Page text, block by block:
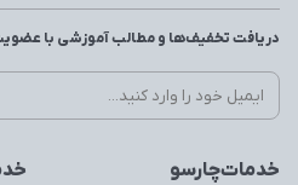
خدمات‌چارسو
دریافت تخفیف‌ها و مطالب آموزشی با